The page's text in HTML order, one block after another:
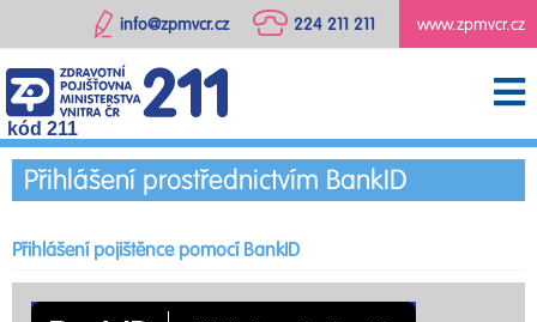
www.zpmvcr.cz
224 211 211
info@zpmvcr.cz
kód 211
Přihlášení prostřednictvím BankID
Přihlášení pojištěnce pomocí BankID